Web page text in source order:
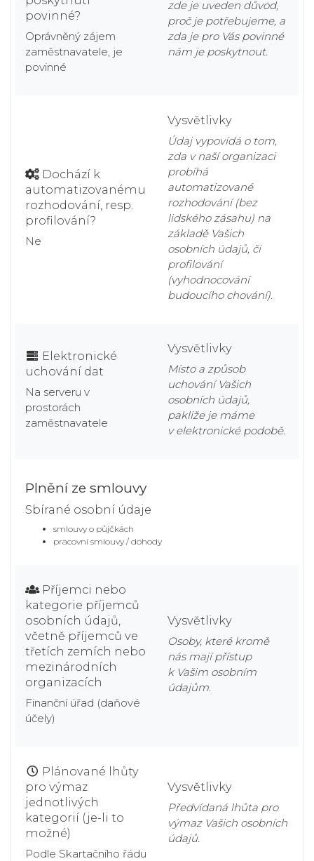
povinné?
Oprávněný zájem
zaměstnavatele, je
povinné
zde je uveden důvod,
proč je potřebujeme, a
zda je pro Vás povinné
nám je poskytnout.
Dochází k
automatizovanému
rozhodování, resp.
profilování?
Ne
Vysvětlivky
Údaj vypovídá o tom,
zda v naší organizaci
probíhá
automatizované
rozhodování (bez
lidského zásahu) na
základě Vašich
osobních údajů, či
profilování
(vyhodnocování
budoucího chování).
Elektronické
uchování dat
Na serveru v
prostorách
zaměstnavatele
Vysvětlivky
Místo a způsob
uchování Vašich
osobních údajů,
pakliže je máme
v elektronické podobě.
Plnění ze smlouvy
Sbírané osobní údaje
smlouvy o půjčkách
pracovní smlouvy / dohody
Příjemci nebo
kategorie příjemců
osobních údajů,
včetně příjemců ve
třetích zemích nebo
mezinárodních
organizacích
Finanční úřad (daňové
účely)
Vysvětlivky
Osoby, které kromě
nás mají přístup
k Vašim osobním
údajům.
Plánované lhůty
pro výmaz
jednotlivých
kategorií (je-li to
možné)
Podle Skartačního řádu
Vysvětlivky
Předvídaná lhůta pro
výmaz Vašich osobních
údajů.